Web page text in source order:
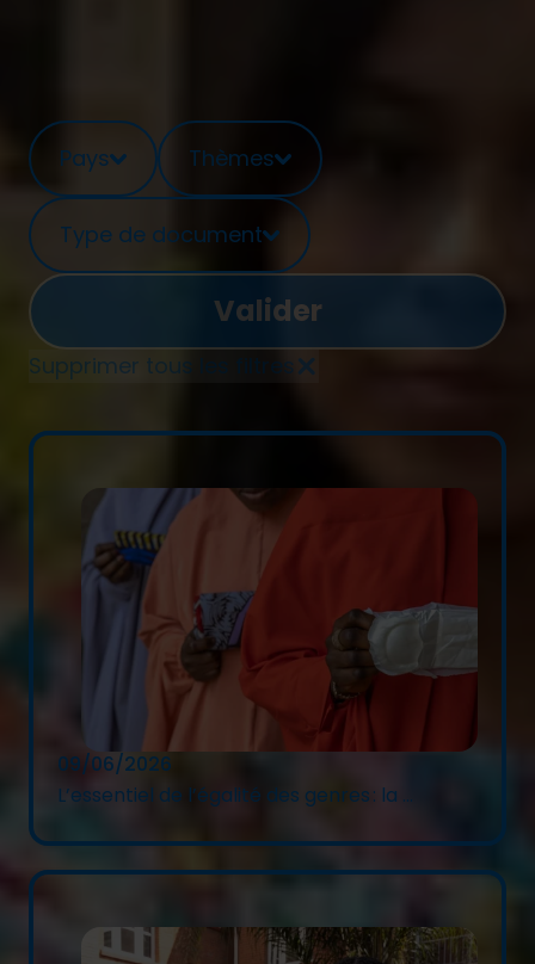
Pays Thèmes
Type de document
Supprimer tous les filtres
09/06/2026
L’essentiel de l’égalité des genres : la ...